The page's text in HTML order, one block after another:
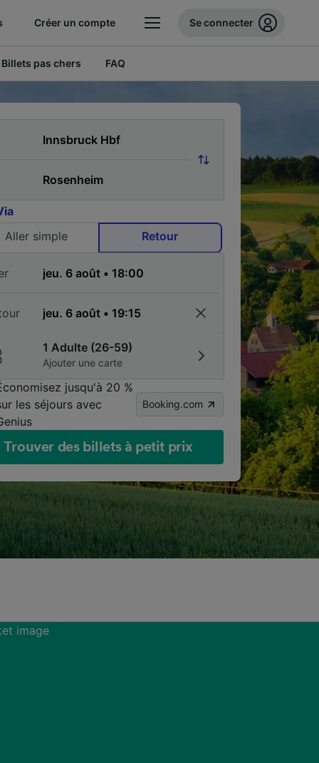
Créer un compte Se connecter
Billets pas chers FAQ
Aller simple
Retour
1 Adulte (26-59)
Ajouter une carte
jusqu'à 20 %
les séjours avec
Booking.com
Trouver des billets à petit prix